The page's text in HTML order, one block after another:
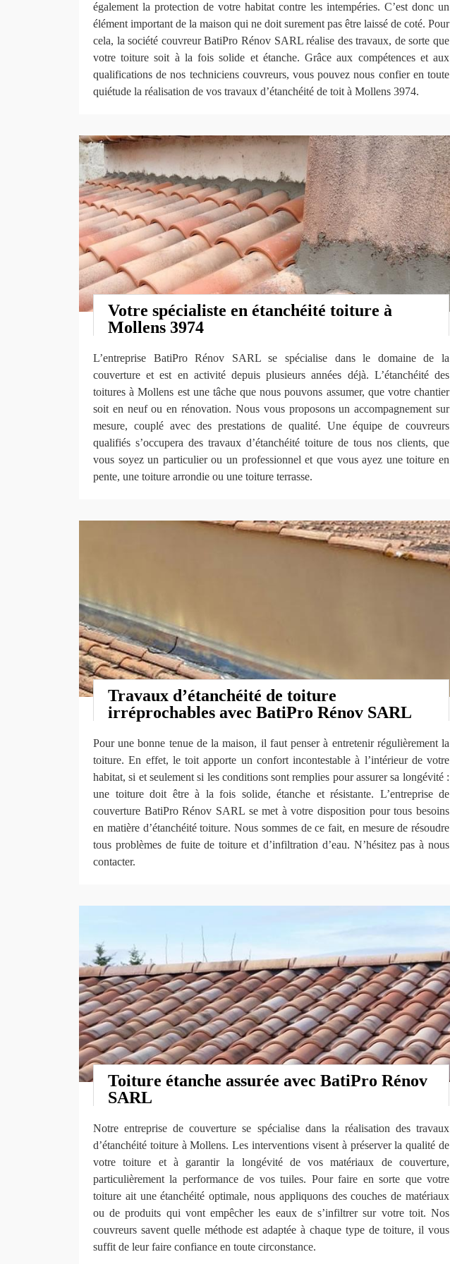
également la protection de votre habitat contre les intempéries. C’est donc un
élément important de la maison qui ne doit surement pas être laissé de coté. Pour
cela, la société couvreur BatiPro Rénov SARL réalise des travaux, de sorte que
votre toiture soit à la fois solide et étanche. Grâce aux compétences et aux
qualifications de nos techniciens couvreurs, vous pouvez nous confier en toute
quiétude la réalisation de vos travaux d’étanchéité de toit à Mollens 3974.
Votre spécialiste en étanchéité toiture à
Mollens 3974
L’entreprise BatiPro Rénov SARL se spécialise dans le domaine de la
couverture et est en activité depuis plusieurs années déjà. L’étanchéité des
toitures à Mollens est une tâche que nous pouvons assumer, que votre chantier
soit en neuf ou en rénovation. Nous vous proposons un accompagnement sur
mesure, couplé avec des prestations de qualité. Une équipe de couvreurs
qualifiés s’occupera des travaux d’étanchéité toiture de tous nos clients, que
vous soyez un particulier ou un professionnel et que vous ayez une toiture en
pente, une toiture arrondie ou une toiture terrasse.
Travaux d’étanchéité de toiture
irréprochables avec BatiPro Rénov SARL
Pour une bonne tenue de la maison, il faut penser à entretenir régulièrement la
toiture. En effet, le toit apporte un confort incontestable à l’intérieur de votre
habitat, si et seulement si les conditions sont remplies pour assurer sa longévité :
une toiture doit être à la fois solide, étanche et résistante. L’entreprise de
couverture BatiPro Rénov SARL se met à votre disposition pour tous besoins
en matière d’étanchéité toiture. Nous sommes de ce fait, en mesure de résoudre
tous problèmes de fuite de toiture et d’infiltration d’eau. N’hésitez pas à nous
contacter.
Toiture étanche assurée avec BatiPro Rénov
SARL
Notre entreprise de couverture se spécialise dans la réalisation des travaux
d’étanchéité toiture à Mollens. Les interventions visent à préserver la qualité de
votre toiture et à garantir la longévité de vos matériaux de couverture,
particulièrement la performance de vos tuiles. Pour faire en sorte que votre
toiture ait une étanchéité optimale, nous appliquons des couches de matériaux
ou de produits qui vont empêcher les eaux de s’infiltrer sur votre toit. Nos
couvreurs savent quelle méthode est adaptée à chaque type de toiture, il vous
suffit de leur faire confiance en toute circonstance.